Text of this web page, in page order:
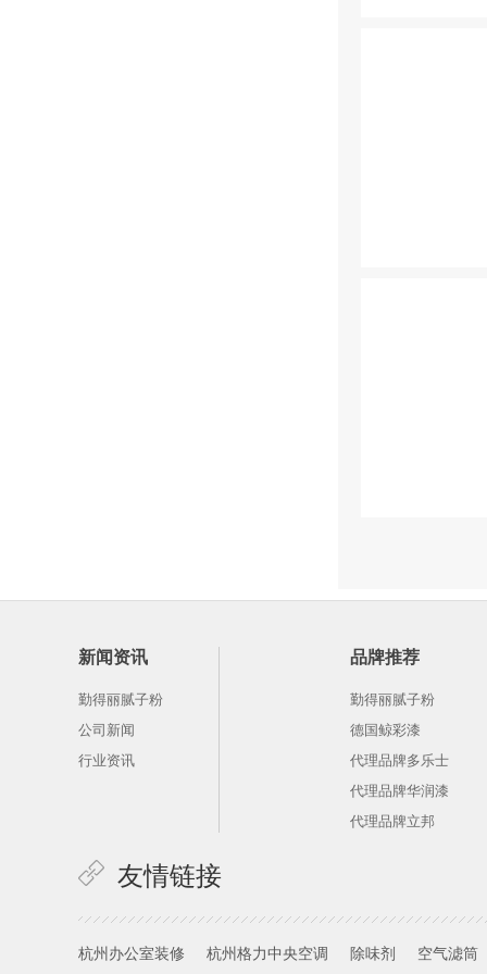
友情链接
品牌推荐
勤得丽腻子粉
德国鲸彩漆
代理品牌多乐士
代理品牌华润漆
代理品牌立邦
新闻资讯
勤得丽腻子粉
公司新闻
行业资讯
杭州办公室装修 杭州格力中央空调 除味剂 空气滤筒